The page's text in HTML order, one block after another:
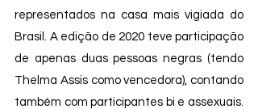
representados na casa mais vigiada do
Brasil. A edição de 2020 teve participação
de apenas duas pessoas negras (tendo
Thelma Assis como vencedora), contando
também com participantes bi e assexuais.